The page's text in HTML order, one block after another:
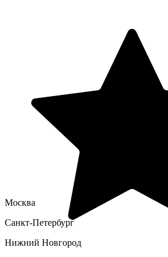
Москва
Санкт-Петербург
Нижний Новгород